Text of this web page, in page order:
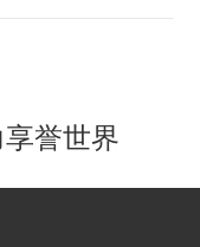
誉世界